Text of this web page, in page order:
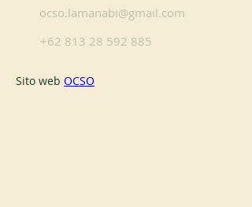
ocso.lamanabi@gmail.com
+62 813 28 592 885
Sito web OCSO